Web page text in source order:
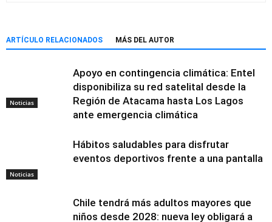
ARTÍCULO RELACIONADOS MÁS DEL AUTOR
Noticias
Apoyo en contingencia climática: Entel
disponibiliza su red satelital desde la
Región de Atacama hasta Los Lagos
ante emergencia climática
Noticias
Hábitos saludables para disfrutar
eventos deportivos frente a una pantalla
Chile tendrá más adultos mayores que
niños desde 2028: nueva ley obligará a